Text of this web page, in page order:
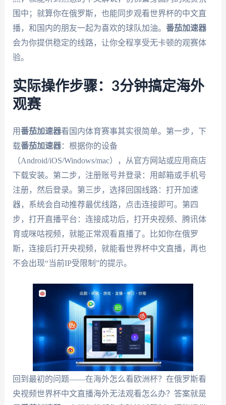
围中；就算你在俄罗斯，也能同步观看世界杯的中文直
播，和国内的朋友一起为喜欢的球队加油。 番茄加速器
会为你提供稳定的线路，让你全程享受无卡顿的观赛体
验。
实际操作步骤：3分钟搞定海外
观赛
用番茄加速器看国内体育赛事其实很简单。第一步，下
载番茄加速器：根据你的设备
（Android/iOS/Windows/mac），从官方网站或应用商店
下载安装。第二步，注册账号并登录：用邮箱或手机号
注册，然后登录。第三步，选择回国线路：打开加速
器，系统会自动推荐最优线路，点击连接即可。第四
步，打开直播平台：连接成功后，打开央视频、腾讯体
育或咪咕视频，就能正常观看直播了。比如你在俄罗
斯，连接后打开央视频，就能看世界杯中文直播，再也
不会出现“当前IP受限制”的提示。
回到最初的问题——在海外怎么看欧洲杯？在俄罗斯看
央视频世界杯中文直播海外无法观看怎么办？答案就是